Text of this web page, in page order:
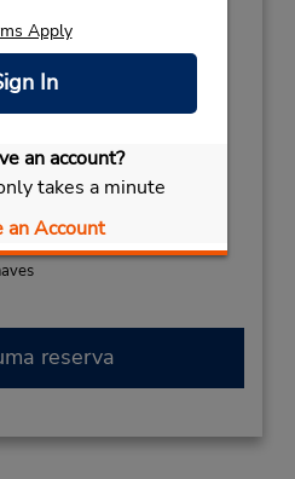
Apply
In
an account?
takes a minute
an Account
9103241869
Location Type:
PM
o balcão de locação está
reserva